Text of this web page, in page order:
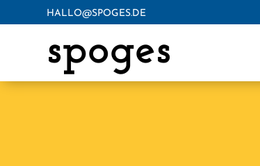
HALLO@SPOGES.DE
spoges